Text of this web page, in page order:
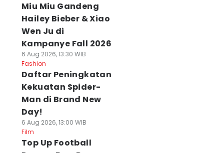
Miu Miu Gandeng
Hailey Bieber & Xiao
Wen Ju di
Kampanye Fall 2026
6 Aug 2026, 13:30 WIB
Fashion
Daftar Peningkatan
Kekuatan Spider-
Man di Brand New
Day!
6 Aug 2026, 13:00 WIB
Film
Top Up Football